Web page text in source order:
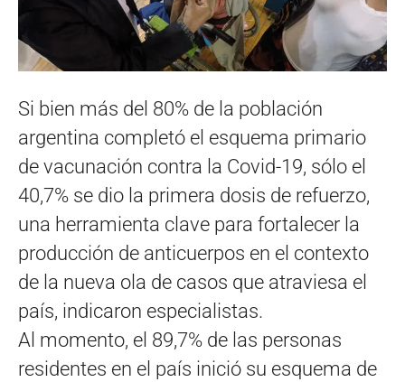
Si bien más del 80% de la población
argentina completó el esquema primario
de vacunación contra la Covid-19, sólo el
40,7% se dio la primera dosis de refuerzo,
una herramienta clave para fortalecer la
producción de anticuerpos en el contexto
de la nueva ola de casos que atraviesa el
país, indicaron especialistas.
Al momento, el 89,7% de las personas
residentes en el país inició su esquema de